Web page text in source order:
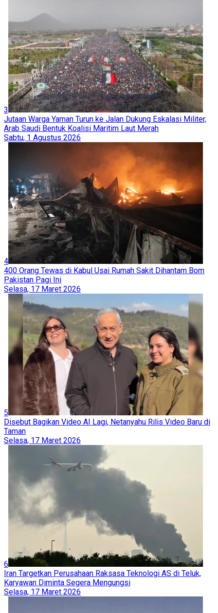
3
Jutaan Warga Yaman Turun ke Jalan Dukung Eskalasi Militer,
Arab Saudi Bentuk Koalisi Maritim Laut Merah
Sabtu, 1 Agustus 2026
4
400 Orang Tewas di Kabul Usai Rumah Sakit Dihantam Bom
Pakistan Pagi Ini
Selasa, 17 Maret 2026
5
Disebut Bagikan Video AI Lagi, Netanyahu Rilis Video Baru di
Taman
Selasa, 17 Maret 2026
6
Iran Targetkan Perusahaan Raksasa Teknologi AS di Teluk,
Karyawan Diminta Segera Mengungsi
Selasa, 17 Maret 2026